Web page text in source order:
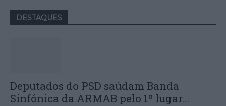
DESTAQUES
Deputados do PSD saúdam Banda
Sinfónica da ARMAB pelo 1º lugar...